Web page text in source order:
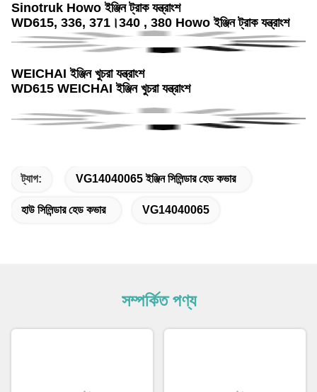
Sinotruk Howo ইঞ্জিন ট্রাক যন্ত্রাংশ
WD615, 336, 371।340 , 380 Howo ইঞ্জিন ট্রাক যন্ত্রাংশ
WEICHAI ইঞ্জিন খুচরা যন্ত্রাংশ
WD615 WEICHAI ইঞ্জিন খুচরা যন্ত্রাংশ
ট্যাগ: VG14040065 ইঞ্জিন সিলিন্ডার হেড কভার
হাউ সিলিন্ডার হেড কভার VG14040065
সম্পর্কিত পণ্য